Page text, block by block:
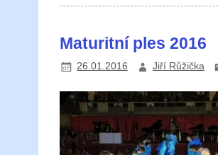
Maturitní ples 2016
26.01.2016 Jiří Růžička